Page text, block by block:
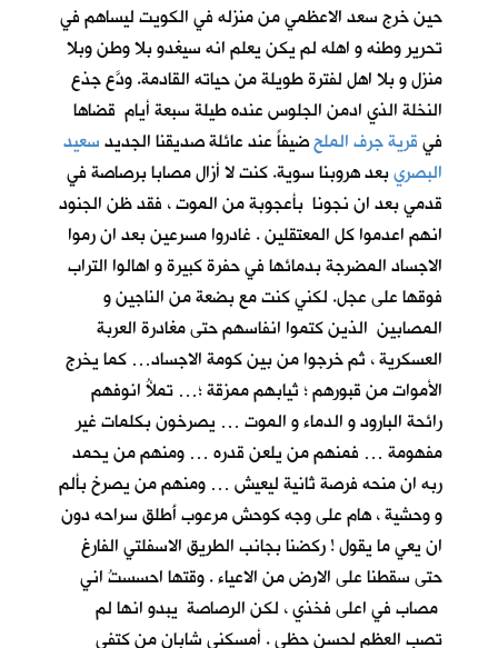
حين خرج سعد الاعظمي من منزله في الكويت ليساهم في
تحرير وطنه و اهله لم يكن يعلم انه سيغدو بلا وطن وبلا
منزل و بلا اهل لفترة طويلة من حياته القادمة. ودَّع جذع
النخلة الذي ادمن الجلوس عنده طيلة سبعة أيام قضاها
فيقرية جرف الملحضيفاً عند عائلة صديقنا الجديدسعيد
البصريبعد هروبنا سوية. كنت لا أزال مصابا برصاصة في
قدمي بعد ان نجونا بأعجوبة من الموت ، فقد ظن الجنود
انهم اعدموا كل المعتقلين . غادروا مسرعين بعد ان رموا
الاجساد المضرجة بدمائها في حفرة كبيرة و اهالوا التراب
فوقها على عجل. لكني كنت مع بضعة من الناجين و
المصابين الذين كتموا انفاسهم حتى مغادرة العربة
العسكرية ، ثم خرجوا من بين كومة الاجساد… كما يخرج
الأموات من قبورهم ؛ ثيابهم ممزقة ؛… تملأُ انوفهم
رائحة البارود و الدماء و الموت … يصرخون بكلمات غير
مفهومة … فمنهم من يلعن قدره … ومنهم من يحمد
ربه ان منحه فرصة ثانية ليعيش … ومنهم من يصرخ بألم
و وحشية ، هام على وجه كوحش مرعوب أَطلق سراحه دون
ان يعي ما يقول ! ركضنا بجانب الطريق الاسفلتي الفارغ
حتى سقطنا على الارض من الاعياء . وقتها احسستُ اني
مصاب في اعلى فخذي ، لكن الرصاصة يبدو انها لم
تصب العظم لحسن حظي . أمسكني شابان من كتفي